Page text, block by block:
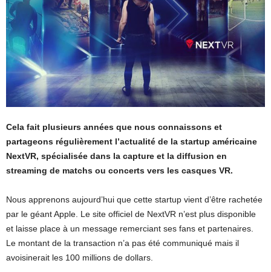
Cela fait plusieurs années que nous connaissons et
partageons régulièrement l’actualité de la startup américaine
NextVR, spécialisée dans la capture et la diffusion en
streaming de matchs ou concerts vers les casques VR.
Nous apprenons aujourd’hui que cette startup vient d’être rachetée
par le géant Apple. Le site officiel de NextVR n’est plus disponible
et laisse place à un message remerciant ses fans et partenaires.
Le montant de la transaction n’a pas été communiqué mais il
avoisinerait les 100 millions de dollars.